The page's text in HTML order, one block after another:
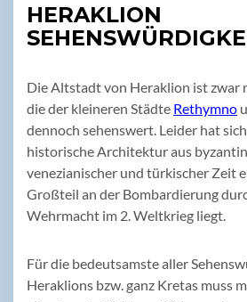
HERAKLION
Die Altstadt von Heraklion ist zwar
die der kleineren Städte Rethymno
dennoch sehenswert. Leider hat
historische Architektur aus
venezianischer und türkischer Zeit
Großteil an der Bombardierung
Wehrmacht im 2. Weltkrieg liegt.
Für die bedeutsamste aller
Heraklions bzw. ganz Kretas muss